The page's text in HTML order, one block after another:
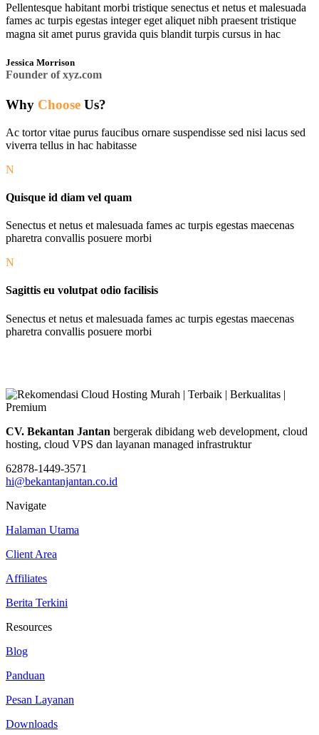
Pellentesque habitant morbi tristique senectus et netus et malesuada
fames ac turpis egestas integer eget aliquet nibh praesent tristique
magna sit amet purus gravida quis blandit turpis cursus in hac
Jessica Morrison
Founder of xyz.com
Why Choose Us?
Ac tortor vitae purus faucibus ornare suspendisse sed nisi lacus sed
viverra tellus in hac habitasse
N
Quisque id diam vel quam
Senectus et netus et malesuada fames ac turpis egestas maecenas
pharetra convallis posuere morbi
N
Sagittis eu volutpat odio facilisis
Senectus et netus et malesuada fames ac turpis egestas maecenas
pharetra convallis posuere morbi
CV. Bekantan Jantan bergerak dibidang web development, cloud
hosting, cloud VPS dan layanan managed infrastruktur
62878-1449-3571
hi@bekantanjantan.co.id
Navigate
Halaman Utama
Client Area
Affiliates
Berita Terkini
Resources
Blog
Panduan
Pesan Layanan
Downloads